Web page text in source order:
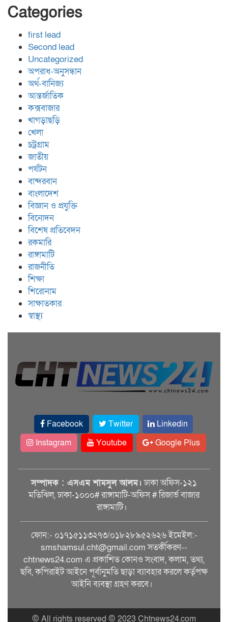
Categories
first lead
Second lead
Uncategorized
অপরাধ-অনুসন্ধান
অর্থ-বানিজ্য
আন্তর্জাতিক
কক্সবাজার
খাগড়াছড়ি
খেলা
চট্রগ্রাম
জাতীয়
পর্যটন
বান্দরবান
বাংলাদেশ
বিজ্ঞান ও প্রযুক্তি
বিনোদন
বিশেষ প্রতিবেদন
রকমারি
রাঙ্গামাটি
রাজনীতি
শিক্ষা
শিরোনাম
সাক্ষাতকার
স্বাস্থ্য
Facebook Twitter
Linkedin
Instagram
Youtube Google Plus
সম্পাদক : এসএম শামসুল আলম। ঢাকা অফিস-১২১
মতিঝিল, ঢাকা-১০০০# রাঙ্গামাটি-অফিস # রিজার্ভ বাজার
রাঙ্গামাটি।
ফোন:- ০১৭১৫১১৩২৭৩/০১৮২৮৯৫২৬২৬ ইমেইল:-
smshamsul.cht@gmail.com সতর্কীকরণ--
chtnews24.com এ প্রকাশিত কোনও সংবাদ, কলাম, তথ্য,
ছবি, কপিরাইট আইনে পূর্বানুমতি ছাড়া ব্যাবহার করলে কর্তৃপক্ষ
আইনি ব্যবস্থা গ্রহণ করবে।
© All rights reserved © 2023 Chtnews24.com